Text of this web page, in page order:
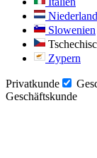
Slowenien
Zypern
Privatkunde
Geschäftskunde